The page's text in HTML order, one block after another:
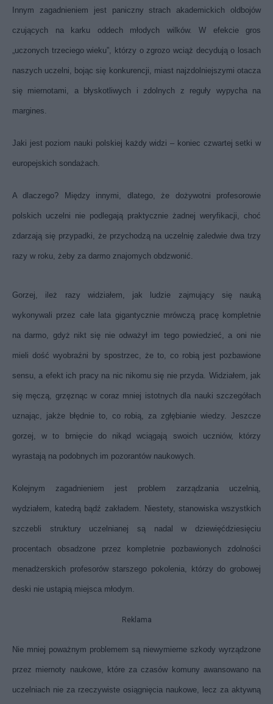
Innym zagadnieniem jest paniczny strach akademickich oldbojów
czujących na karku oddech młodych wilków. W efekcie gros
„uczonych trzeciego wieku”, którzy o zgrozo wciąż decydują o losach
naszych uczelni, bojąc się konkurencji, miast najzdolniejszymi otacza
się miernotami, a błyskotliwych i zdolnych z reguły wypycha na
margines.
Jaki jest poziom nauki polskiej każdy widzi – koniec czwartej setki w
europejskich sondażach.
A dlaczego? Między innymi, dlatego, że dożywotni profesorowie
polskich uczelni nie podlegają praktycznie żadnej weryfikacji, choć
zdarzają się przypadki, że przychodzą na uczelnię zaledwie dwa trzy
razy w roku, żeby za darmo znajomych obdzwonić.
Gorzej, ileż razy widziałem, jak ludzie zajmujący się nauką
wykonywali przez całe lata gigantycznie mrówczą pracę kompletnie
na darmo, gdyż nikt się nie odważył im tego powiedzieć, a oni nie
mieli dość wyobraźni by spostrzec, że to, co robią jest pozbawione
sensu, a efekt ich pracy na nic nikomu się nie przyda. Widziałem, jak
się męczą, grzęznąc w coraz mniej istotnych dla nauki szczegółach
uznając, jakże błędnie to, co robią, za zgłębianie wiedzy. Jeszcze
gorzej, w to brnięcie do nikąd wciągają swoich uczniów, którzy
wyrastają na podobnych im pozorantów naukowych.
Kolejnym zagadnieniem jest problem zarządzania uczelnią,
wydziałem, katedrą bądź zakładem. Niestety, stanowiska wszystkich
szczebli struktury uczelnianej są nadal w dziewięćdziesięciu
procentach obsadzone przez kompletnie pozbawionych zdolności
menadżerskich profesorów starszego pokolenia, którzy do grobowej
deski nie ustąpią miejsca młodym.
Reklama
Nie mniej poważnym problemem są niewymierne szkody wyrządzone
przez miernoty naukowe, które za czasów komuny awansowano na
uczelniach nie za rzeczywiste osiągnięcia naukowe, lecz za aktywną